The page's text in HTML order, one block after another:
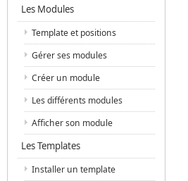
Les Modules
Template et positions
Gérer ses modules
Créer un module
Les différents modules
Afficher son module
Les Templates
Installer un template